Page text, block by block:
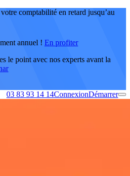
comptabilité en retard jusqu’au
annuel ! En profiter
le point avec nos experts avant la
03 83 93 14 14ConnexionDémarrer